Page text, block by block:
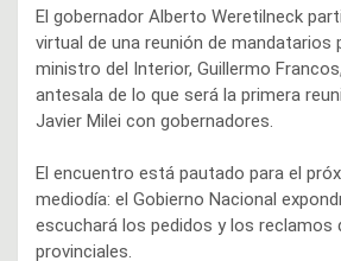
El gobernador Alberto Weretilneck
virtual de una reunión de mandatarios
ministro del Interior, Guillermo
antesala de lo que será la primera
Javier Milei con gobernadores.
El encuentro está pautado para el
mediodía: el Gobierno Nacional
escuchará los pedidos y los reclamos
provinciales.